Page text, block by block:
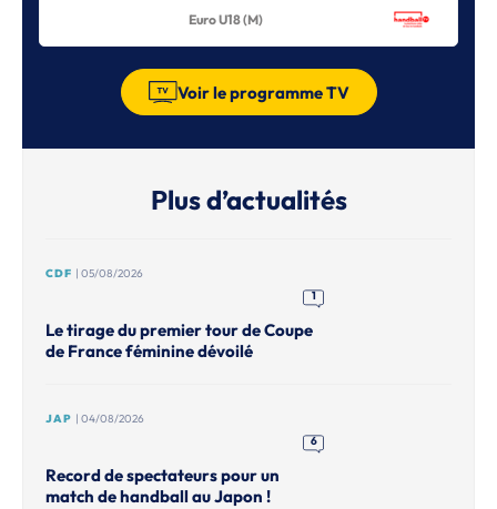
Euro U18 (M)
Voir le programme TV
Plus d’actualités
CDF | 05/08/2026
1
Le tirage du premier tour de Coupe
de France féminine dévoilé
JAP | 04/08/2026
6
Record de spectateurs pour un
match de handball au Japon !